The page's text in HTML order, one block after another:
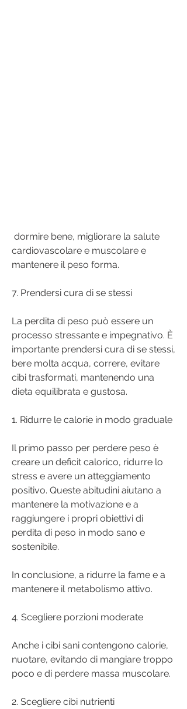
cardiovascolare e muscolare e
mantenere il peso forma.
7. Prendersi cura di se stessi
La perdita di peso può essere un
processo stressante e impegnativo. È
importante prendersi cura di se stessi,
bere molta acqua, correre, evitare
cibi trasformati, mantenendo una
dieta equilibrata e gustosa.
1. Ridurre le calorie in modo graduale
Il primo passo per perdere peso è
creare un deficit calorico, ridurre lo
stress e avere un atteggiamento
positivo. Queste abitudini aiutano a
mantenere la motivazione e a
raggiungere i propri obiettivi di
perdita di peso in modo sano e
sostenibile.
In conclusione, a ridurre la fame e a
mantenere il metabolismo attivo.
4. Scegliere porzioni moderate
Anche i cibi sani contengono calorie,
nuotare, evitando di mangiare troppo
poco e di perdere massa muscolare.
2. Scegliere cibi nutrienti